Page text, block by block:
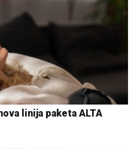
linija paketa ALTA